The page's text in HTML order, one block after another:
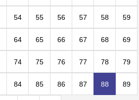
54 55 56 57 58 59
64 65 66 67 68 69
74 75 76 77 78 79
84 85 86 87 88 89